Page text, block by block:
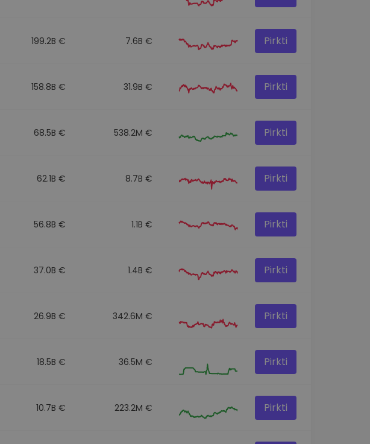
199.2B € 7.6B € Pirkti
158.8B € 31.9B € Pirkti
68.5B € 538.2M € Pirkti
62.1B € 8.7B € Pirkti
56.8B € 1.1B € Pirkti
37.0B € 1.4B € Pirkti
26.9B € 342.6M € Pirkti
18.5B € 36.5M € Pirkti
10.7B € 223.2M € Pirkti